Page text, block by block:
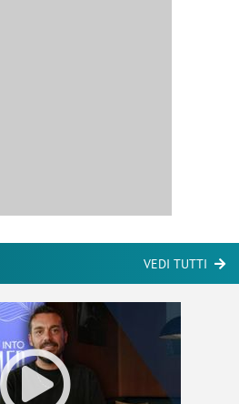
VEDI TUTTI